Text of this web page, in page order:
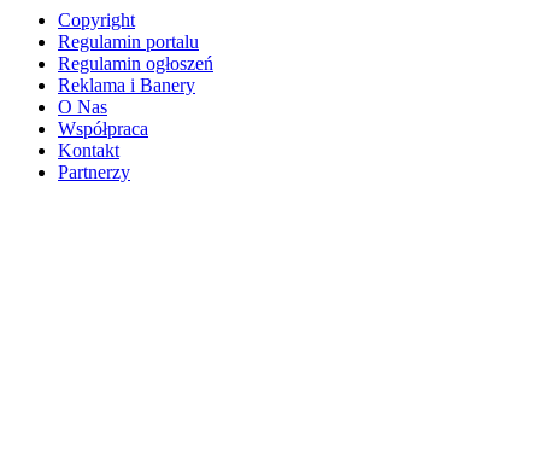
Copyright
Regulamin portalu
Regulamin ogłoszeń
Reklama i Banery
O Nas
Współpraca
Kontakt
Partnerzy